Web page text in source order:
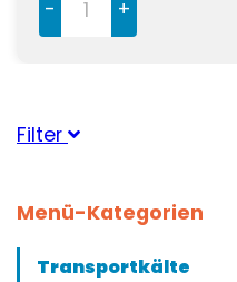
- +
Filter
ThermoKing(5)
Menü-Kategorien
Transportkälte